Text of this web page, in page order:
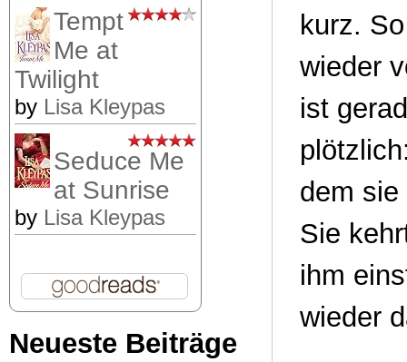
Tempt
Me at
Twilight
by Lisa Kleypas
Seduce Me
at Sunrise
by Lisa Kleypas
Neueste Beiträge
kurz.
wieder
ist
dem
Sie
ihm
wieder